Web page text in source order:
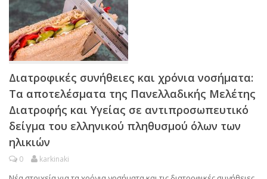
Διατροφικές συνήθειες και χρόνια νοσήματα:
Τα αποτελέσματα της Πανελλαδικής Μελέτης
Διατροφής και Υγείας σε αντιπροσωπευτικό
δείγμα του ελληνικού πληθυσμού όλων των
ηλικιών
0 karkinaki